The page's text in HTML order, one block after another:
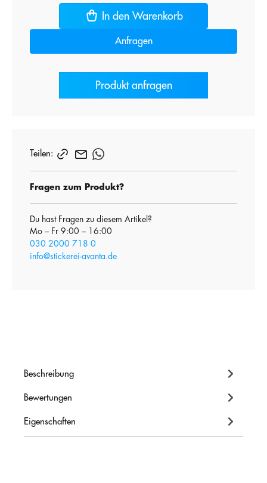
In den Warenkorb
Anfragen
Produkt anfragen
Teilen:
Fragen zum Produkt?
Du hast Fragen zu diesem Artikel?
Mo – Fr 9:00 – 16:00
030 2000 718 0
info@stickerei-avanta.de
Beschreibung
Bewertungen
Eigenschaften